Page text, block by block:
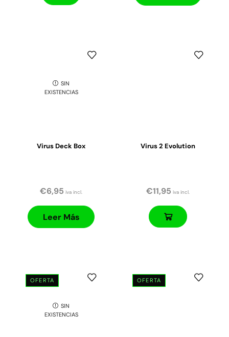
SIN
EXISTENCIAS
Virus Deck Box
€6,95 iva incl.
Leer Más
Virus 2 Evolution
€11,95 iva incl.
OFERTA
SIN
EXISTENCIAS
OFERTA